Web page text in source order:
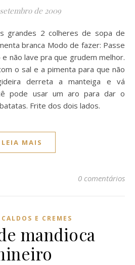
de 2009
branca Modo de fazer: Passe
não lave pra que grudem melhor.
o sal e a pimenta para que não
derreta a manteiga e vá
pode usar um aro para dar o
Frite dos dois lados.
LEIA MAIS
0 comentários
E CREMES
mandioca